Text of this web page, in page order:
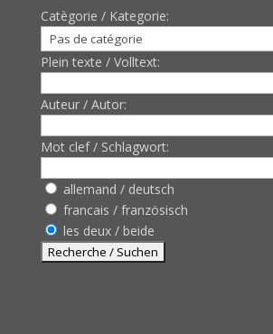
Catègorie / Kategorie:
Plein texte / Volltext:
Auteur / Autor:
Mot clef / Schlagwort:
allemand / deutsch
francais / französisch
les deux / beide